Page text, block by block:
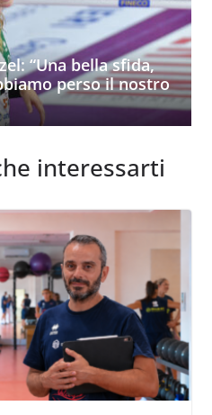
“Una bella sfida,
perso il nostro
interessarti